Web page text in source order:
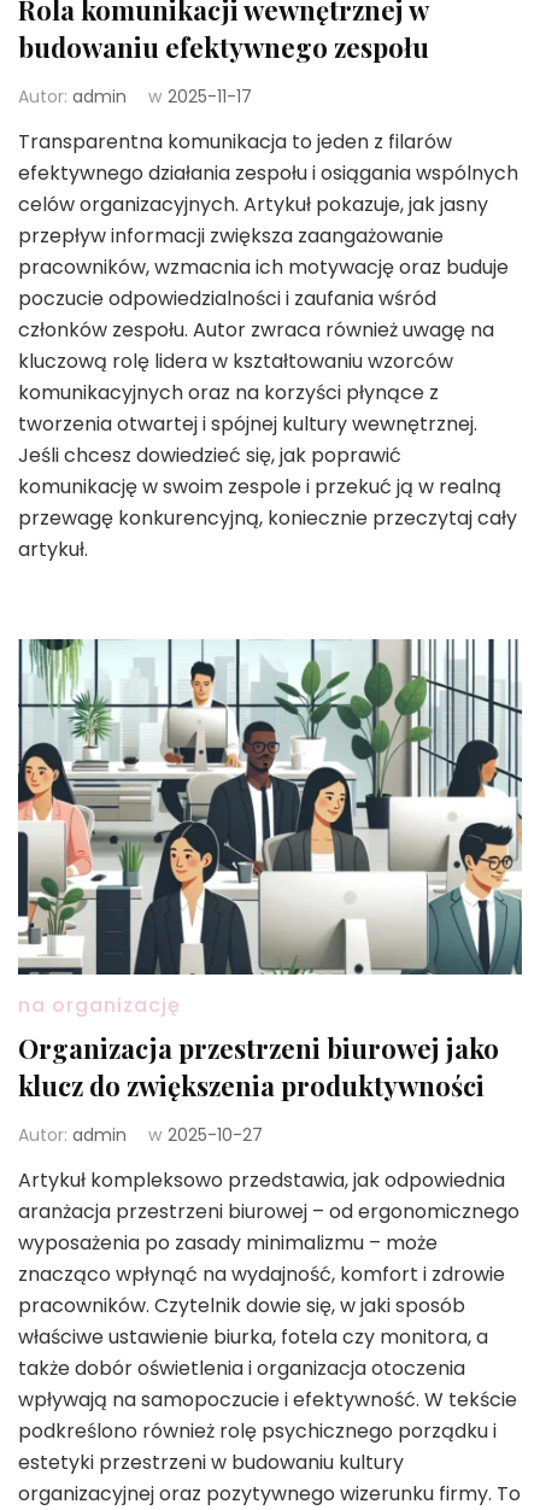
Rola komunikacji wewnętrznej w
budowaniu efektywnego zespołu
Autor: admin w 2025-11-17
Transparentna komunikacja to jeden z filarów
efektywnego działania zespołu i osiągania wspólnych
celów organizacyjnych. Artykuł pokazuje, jak jasny
przepływ informacji zwiększa zaangażowanie
pracowników, wzmacnia ich motywację oraz buduje
poczucie odpowiedzialności i zaufania wśród
członków zespołu. Autor zwraca również uwagę na
kluczową rolę lidera w kształtowaniu wzorców
komunikacyjnych oraz na korzyści płynące z
tworzenia otwartej i spójnej kultury wewnętrznej.
Jeśli chcesz dowiedzieć się, jak poprawić
komunikację w swoim zespole i przekuć ją w realną
przewagę konkurencyjną, koniecznie przeczytaj cały
artykuł.
na organizację
Organizacja przestrzeni biurowej jako
klucz do zwiększenia produktywności
Autor: admin w 2025-10-27
Artykuł kompleksowo przedstawia, jak odpowiednia
aranżacja przestrzeni biurowej – od ergonomicznego
wyposażenia po zasady minimalizmu – może
znacząco wpłynąć na wydajność, komfort i zdrowie
pracowników. Czytelnik dowie się, w jaki sposób
właściwe ustawienie biurka, fotela czy monitora, a
także dobór oświetlenia i organizacja otoczenia
wpływają na samopoczucie i efektywność. W tekście
podkreślono również rolę psychicznego porządku i
estetyki przestrzeni w budowaniu kultury
organizacyjnej oraz pozytywnego wizerunku firmy. To